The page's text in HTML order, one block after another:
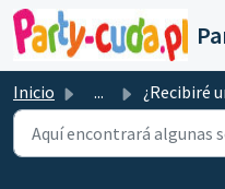
Saltar al contenido
Inicio ... ¿Recibiré un mensaje